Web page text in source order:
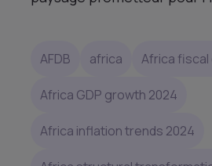
AFDB africa Africa
Africa GDP growth 2024
Africa inflation trends 2024